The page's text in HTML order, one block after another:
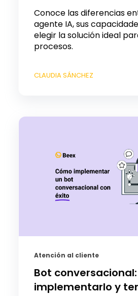
Conoce las diferencias
agente IA, sus
elegir la solución ideal
procesos.
CLAUDIA SÁNCHEZ
Atención al cliente
Bot
implementarlo y